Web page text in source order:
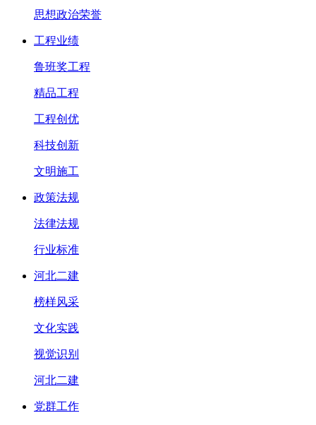
思想政治荣誉
工程业绩
鲁班奖工程
精品工程
工程创优
科技创新
文明施工
政策法规
法律法规
行业标准
河北二建
榜样风采
文化实践
视觉识别
河北二建
党群工作